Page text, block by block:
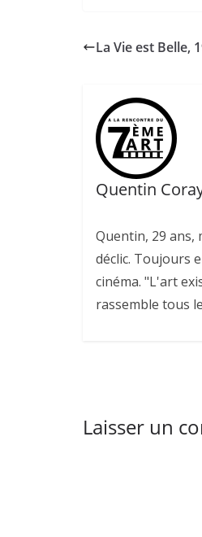
La Vie est Belle,
Quentin
Quentin, 29
déclic. Toujours
cinéma. "L'art
rassemble tous
Laisser un